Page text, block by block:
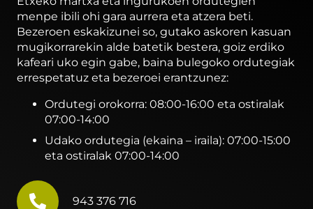
menpe ibili ohi gara aurrera eta atzera beti.
Bezeroen eskakizunei so, gutako askoren kasuan
mugikorrarekin alde batetik bestera, goiz erdiko
kafeari uko egin gabe, baina bulegoko ordutegiak
errespetatuz eta bezeroei erantzunez:
Ordutegi orokorra: 08:00-16:00 eta ostiralak
07:00-14:00
Udako ordutegia (ekaina – iraila): 07:00-15:00
eta ostiralak 07:00-14:00
943 376 716